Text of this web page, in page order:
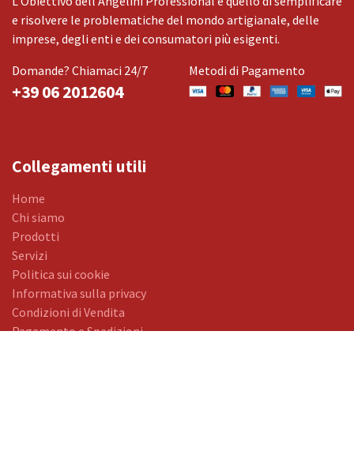
e risolvere le problematiche del mondo artigianale, delle
imprese, degli enti e dei consumatori più esigenti.
Domande? Chiamaci 24/7
+39 06 2012604
Metodi di Pagamento
Collegamenti utili
Home
Chi siamo
Prodotti
Servizi
Politica sui cookie
Informativa sulla privacy
Condizioni di Vendita
Pagamento e Spedizioni